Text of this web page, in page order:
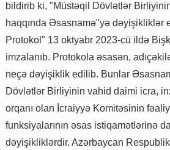
bildirib ki, "Müstəqil Dövlətlər
haqqında Əsasnamə"yə dəyişikliklər
Protokol" 13 oktyabr 2023-cü ildə
imzalanıb. Protokola əsasən,
neçə dəyişiklik edilib. Bunlar
Dövlətlər Birliyinin vahid daimi icra,
orqanı olan İcraiyyə Komitəsinin
funksiyalarının əsas istiqamətlərinə
dəyişikliklərdir. Azərbaycan